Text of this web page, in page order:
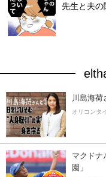
先生と夫
川島海荷
オリコンタ
マクドナ
園」